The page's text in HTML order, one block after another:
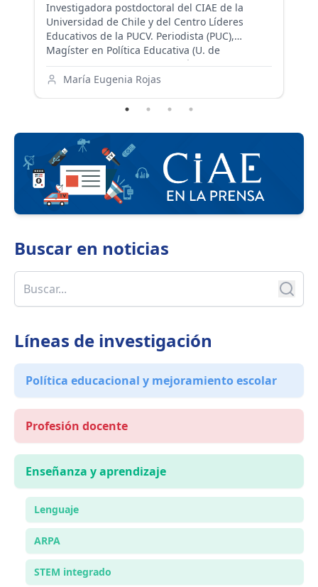
Investigadora postdoctoral del CIAE de la
Universidad de Chile y del Centro Líderes
Educativos de la PUCV. Periodista (PUC),
Magíster en Política Educativa (U. de
Washington) y Doctora en Política y Liderazgo
Educativo (UC Berkeley).
María Eugenia Rojas
Buscar en noticias
Líneas de investigación
Política educacional y mejoramiento escolar
Profesión docente
Enseñanza y aprendizaje
Lenguaje
ARPA
STEM integrado